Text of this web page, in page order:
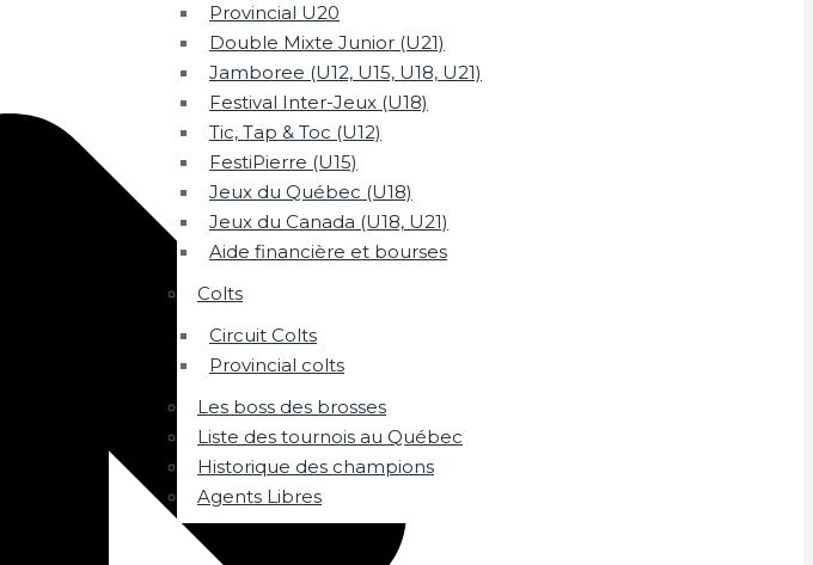
Provincial U20
Double Mixte Junior (U21)
Jamboree (U12, U15, U18, U21)
Festival Inter-Jeux (U18)
Tic, Tap & Toc (U12)
FestiPierre (U15)
Jeux du Québec (U18)
Jeux du Canada (U18, U21)
Aide financière et bourses
Colts
Circuit Colts
Provincial colts
Les boss des brosses
Liste des tournois au Québec
Historique des champions
Agents Libres